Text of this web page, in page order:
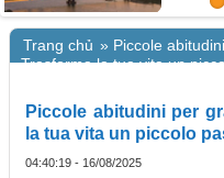
Trang chủ » Piccole
Trasforma la tua vita un
Piccole abitudini per
la tua vita un piccolo
04:40:19 - 16/08/2025